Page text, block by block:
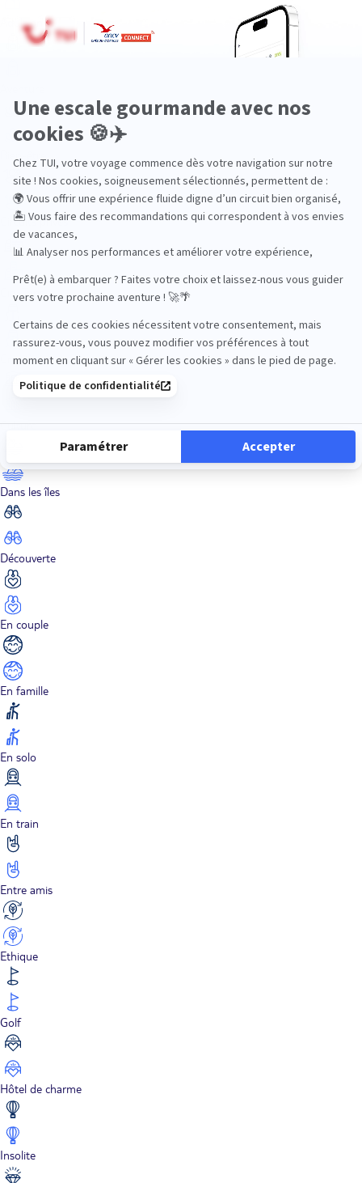
Adult only
Bien-être
Circuits privés
City Trips
Croisières
Culture
Dans les îles
Découverte
En couple
En famille
En solo
En train
Entre amis
Ethique
Golf
Hôtel de charme
Insolite